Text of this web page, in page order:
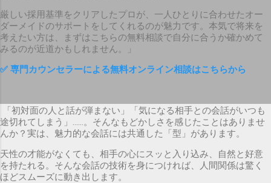
厳しい採用基準をクリアしたプロが、一人ひとりに合わせたオー
ダーメイドのサポートをしてくれるのが魅力です。本気で将来を
考えたい方は、まずはこちらの無料相談で自分に合うか確かめて
みるのが近道かもしれません。」
✅ 専門カウンセラーによる無料オンライン相談はこちらから
「初対面の人と話が弾まない」「気になる相手との会話がいつも
途切れてしまう」……。そんなもどかしさを感じたことはありませ
んか？実は、魅力的な会話には共通した「型」があります。
天性の才能がなくても、相手の心にスッと入り込み、自然と好意
を持たれる。そんな会話の技術を身につければ、人間関係は驚く
ほどスムーズに動き出します。